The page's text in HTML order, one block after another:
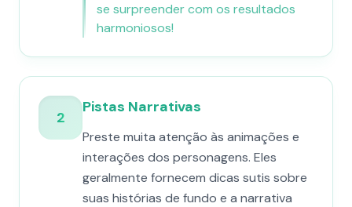
se surpreender com os resultados
harmoniosos!
2
Pistas Narrativas
Preste muita atenção às animações e
interações dos personagens. Eles
geralmente fornecem dicas sutis sobre
suas histórias de fundo e a narrativa